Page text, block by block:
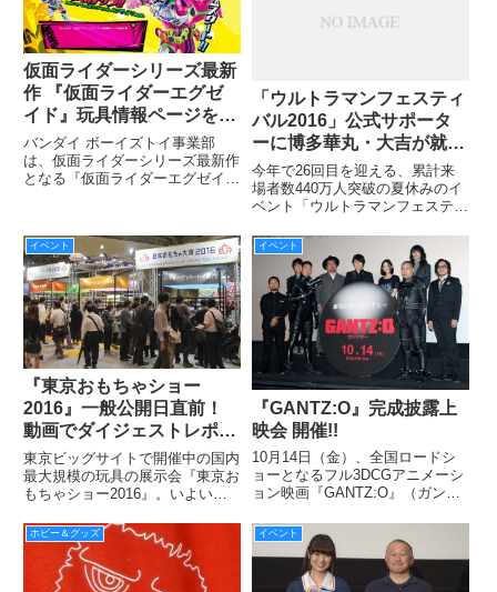
仮面ライダーシリーズ最新
作 『仮面ライダーエグゼ
イド』玩具情報ページを最
速公開！
バンダイ ボーイズトイ事業部
は、仮面ライダーシリーズ最新作
となる『仮面ライダーエグゼイ
「ウルトラマンフェスティ
バル2016」公式サポータ
ーに博多華丸・大吉が就
任！大吉さんと華丸さんで
オファーが別々!?
今年で26回目を迎える、累計来
場者数440万人突破の夏休みのイ
ベント「ウルトラマンフェスティ
った本日、池袋・サンシャインシ
ティ アルパ地下1階 噴水広場に
て記者発表が行われたました。
（メイン写真は左から、ゼ
イベント
『東京おもちゃショー
2016』一般公開日直前！
動画でダイジェストレポー
ト！ 写真もあるよ！
東京ビッグサイトで開催中の国内
最大規模の玩具の展示会『東京お
もちゃショー2016』。いよいよ
開日（入場無料）がはじまるの
で、その見どころの一部を動画で
ダイジェストレポート！ ※写真
もあります。
イベント
『GANTZ:O』完成披露上
映会 開催!!
10月14日（金）、全国ロードシ
ョーとなるフル3DCGアニメーシ
ョン映画『GANTZ:O』（ガン
9月16日（金）、東京・お台場の
シネマメディアージュで行われ
ホビー＆グッズ イベント